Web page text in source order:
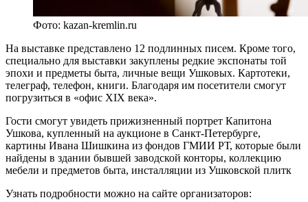
Фото: kazan-kremlin.ru
На выставке представлено 12 подлинных писем. Кроме того,
специально для выставки закуплены редкие экспонаты той
эпохи и предметы быта, личные вещи Ушковых. Картотеки,
телеграф, телефон, книги. Благодаря им посетители смогут
погрузиться в «офис XIX века».
Гости смогут увидеть прижизненный портрет Капитона
Ушкова, купленный на аукционе в Санкт-Петербурге,
картины Ивана Шишкина из фондов ГМИИ РТ, которые были
найдены в здании бывшей заводской конторы, коллекцию
мебели и предметов быта, инсталляции из Ушковской плитк
Узнать подробности можно на сайте организаторов: